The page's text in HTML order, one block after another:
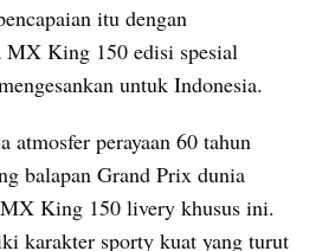
itu dengan
MX King 150 edisi spesial
untuk Indonesia.
atmosfer perayaan 60 tahun
balapan Grand Prix dunia
King 150 livery khusus ini.
karakter sporty kuat yang turut